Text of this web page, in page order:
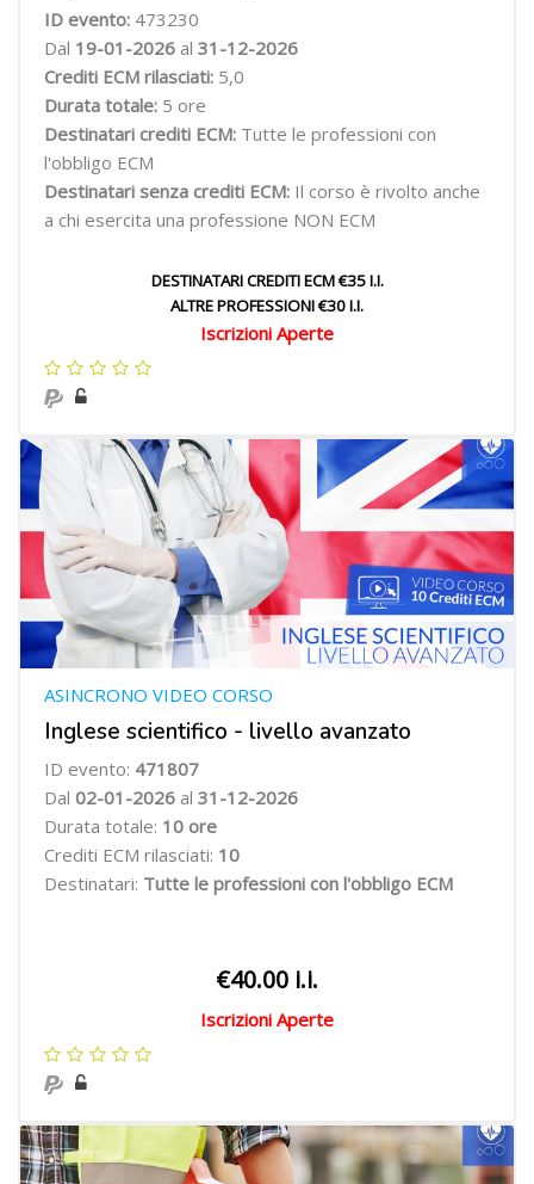
ID evento: 473230
Dal 19-01-2026 al 31-12-2026
Crediti ECM rilasciati: 5,0
Durata totale: 5 ore
Destinatari crediti ECM: Tutte le professioni con
l'obbligo ECM
Destinatari senza crediti ECM: Il corso è rivolto anche
a chi esercita una professione NON ECM
DESTINATARI CREDITI ECM €35 I.I.
ALTRE PROFESSIONI €30 I.I.
Iscrizioni Aperte
Inglese scientifico - livello avanzato
ASINCRONO VIDEO CORSO
ID evento: 471807
Dal 02-01-2026 al 31-12-2026
Durata totale: 10 ore
Crediti ECM rilasciati: 10
Destinatari: Tutte le professioni con l'obbligo ECM
€40.00 i.i.
Iscrizioni Aperte